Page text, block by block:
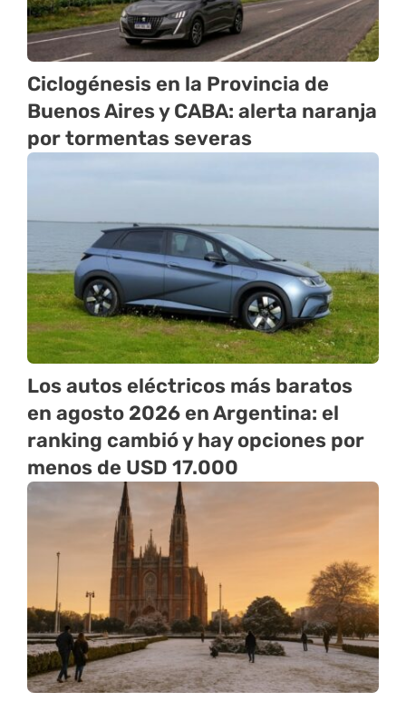
Ciclogénesis en la Provincia de
Buenos Aires y CABA: alerta naranja
por tormentas severas
Los autos eléctricos más baratos
en agosto 2026 en Argentina: el
ranking cambió y hay opciones por
menos de USD 17.000